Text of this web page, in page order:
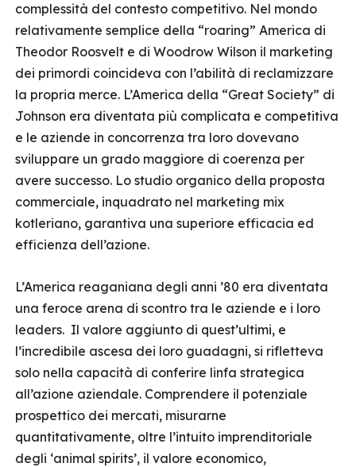
complessità del contesto competitivo. Nel mondo
relativamente semplice della “roaring” America di
Theodor Roosvelt e di Woodrow Wilson il marketing
dei primordi coincideva con l’abilità di reclamizzare
la propria merce. L’America della “Great Society” di
Johnson era diventata più complicata e competitiva
e le aziende in concorrenza tra loro dovevano
sviluppare un grado maggiore di coerenza per
avere successo. Lo studio organico della proposta
commerciale, inquadrato nel marketing mix
kotleriano, garantiva una superiore efficacia ed
efficienza dell’azione.
L’America reaganiana degli anni ’80 era diventata
una feroce arena di scontro tra le aziende e i loro
leaders. Il valore aggiunto di quest’ultimi, e
l’incredibile ascesa dei loro guadagni, si rifletteva
solo nella capacità di conferire linfa strategica
all’azione aziendale. Comprendere il potenziale
prospettico dei mercati, misurarne
quantitativamente, oltre l’intuito imprenditoriale
degli ‘animal spirits’, il valore economico,